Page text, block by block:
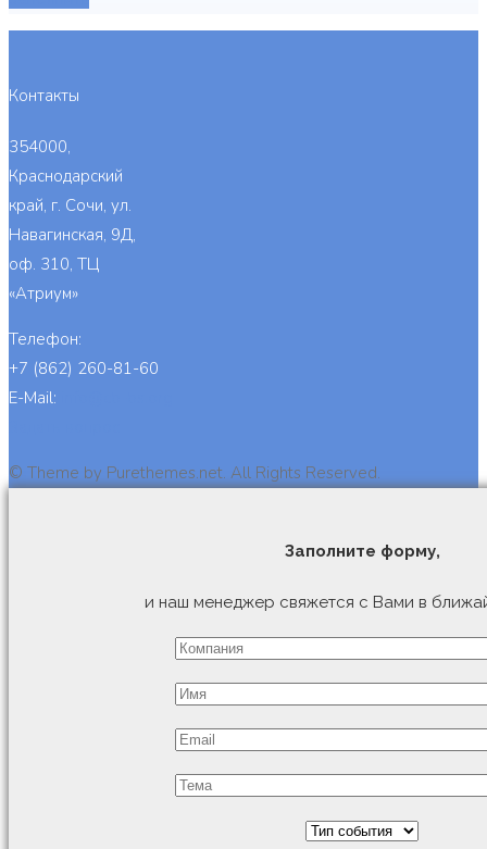
Контакты
354000,
Краснодарский
край, г. Сочи, ул.
Навагинская, 9Д,
оф. 310, ТЦ
«Атриум»
Телефон:
+7 (862) 260-81-60
E-Mail:
© Theme by Purethemes.net. All Rights Reserved.
Заполните форму,
и наш менеджер свяжется с Вами в